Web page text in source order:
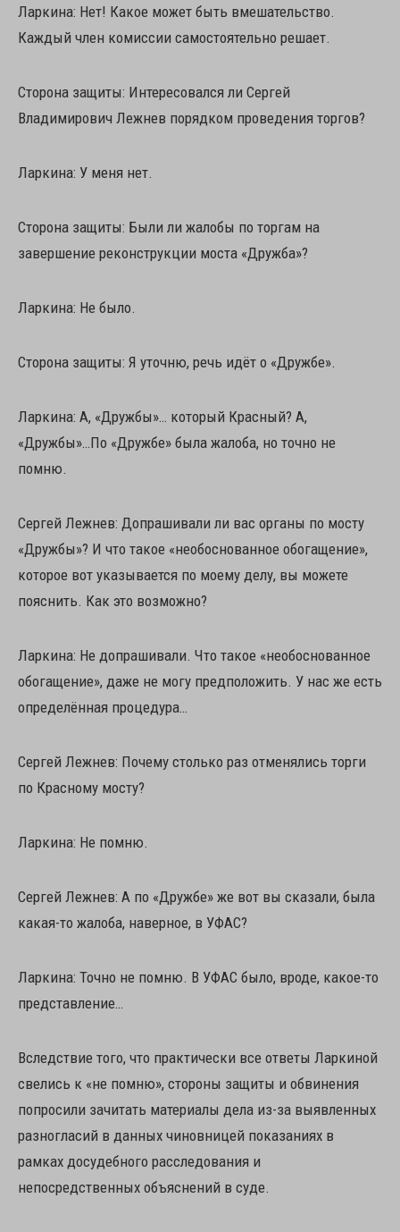
Ларкина: Нет! Какое может быть вмешательство.
Каждый член комиссии самостоятельно решает.
Сторона защиты: Интересовался ли Сергей
Владимирович Лежнев порядком проведения торгов?
Ларкина: У меня нет.
Сторона защиты: Были ли жалобы по торгам на
завершение реконструкции моста «Дружба»?
Ларкина: Не было.
Сторона защиты: Я уточню, речь идёт о «Дружбе».
Ларкина: А, «Дружбы»… который Красный? А,
«Дружбы»…По «Дружбе» была жалоба, но точно не
помню.
Сергей Лежнев: Допрашивали ли вас органы по мосту
«Дружбы»? И что такое «необоснованное обогащение»,
которое вот указывается по моему делу, вы можете
пояснить. Как это возможно?
Ларкина: Не допрашивали. Что такое «необоснованное
обогащение», даже не могу предположить. У нас же есть
определённая процедура…
Сергей Лежнев: Почему столько раз отменялись торги
по Красному мосту?
Ларкина: Не помню.
Сергей Лежнев: А по «Дружбе» же вот вы сказали, была
какая-то жалоба, наверное, в УФАС?
Ларкина: Точно не помню. В УФАС было, вроде, какое-то
представление…
Вследствие того, что практически все ответы Ларкиной
свелись к «не помню», стороны защиты и обвинения
попросили зачитать материалы дела из-за выявленных
разногласий в данных чиновницей показаниях в
рамках досудебного расследования и
непосредственных объяснений в суде.